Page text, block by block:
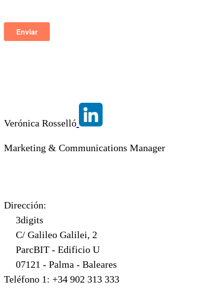
Verónica Rosselló
Marketing & Communications Manager
Dirección:
3digits
C/ Galileo Galilei, 2
ParcBIT - Edificio U
07121 - Palma - Baleares
Teléfono 1: +34 902 313 333